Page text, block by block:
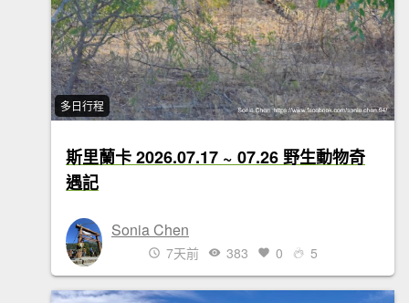
多日行程
斯里蘭卡 2026.07.17 ~ 07.26 野生動物奇
遇記
Sonia Chen
7天前 383 0 5